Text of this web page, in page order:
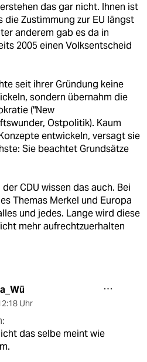
das gar nicht. Ihnen ist
die Zustimmung zur EU längst
anderem gab es da in
2005 einen Volksentscheid
seit ihrer Gründung keine
sondern übernahm die
("New
Ostpolitik). Kaum
entwickeln, versagt sie
Sie beachtet Grundsätze
CDU wissen das auch. Bei
Themas Merkel und Europa
und jedes. Lange wird diese
mehr aufrechtzuerhalten
Uhr
das selbe meint wie